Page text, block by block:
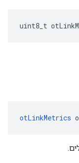
uint8_t
otLinkMetrics